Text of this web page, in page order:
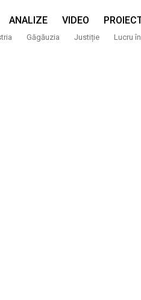
ANALIZE VIDEO
Găgăuzia Justiție Lucru